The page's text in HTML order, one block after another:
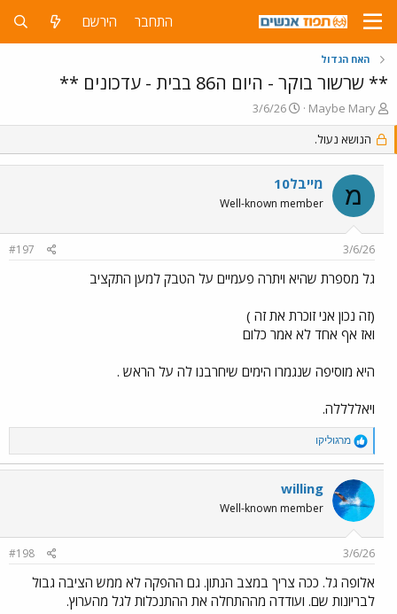
התחבר הירשם
האח הגדול
** שרשור בוקר - היום ה86 בבית - עדכונים **
פ
ו
ת
ח
נ
ו
א
Maybe Mary
פ
ו
ס
ב
ת
ר
3/6/26
הנושא נעול.
מ מייבל10
Well-known member
3/6/26
#197
גל מספרת שהיא ויתרה פעמיים על הטבק למען התקציב
(זה נכון אני זוכרת את זה )
ואז אף אחד לא אמר כלום
היא מוסיפה שנגמרו הימים שיחרבנו לה על הראש .
ויאללללה.
R
e
a
c
t
i
o
s
מרגוליקו
willing
Well-known member
3/6/26
#198
אלופה גל. ככה צריך במצב הנתון. גם ההפקה לא ממש הציבה גבול
לבריונות שם. ועודדה מההתחלה את ההתנכלות לגל מהערוץ.